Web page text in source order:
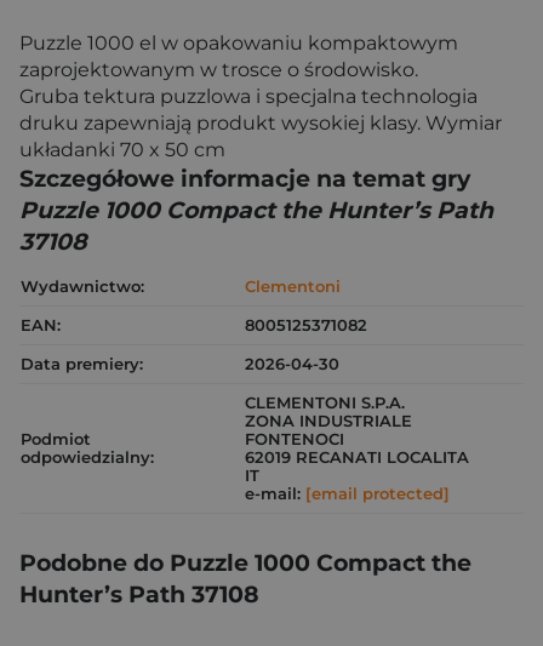
Puzzle 1000 el w opakowaniu kompaktowym
zaprojektowanym w trosce o środowisko.
Gruba tektura puzzlowa i specjalna technologia
druku zapewniają produkt wysokiej klasy. Wymiar
układanki 70 x 50 cm
Szczegółowe informacje na temat gry
Puzzle 1000 Compact the Hunter’s Path
37108
Wydawnictwo:
Clementoni
EAN:
8005125371082
Data premiery:
2026-04-30
Podmiot
odpowiedzialny:
CLEMENTONI S.P.A.
ZONA INDUSTRIALE
FONTENOCI
62019 RECANATI LOCALITA
IT
e-mail: [email protected]
Podobne do Puzzle 1000 Compact the
Hunter’s Path 37108